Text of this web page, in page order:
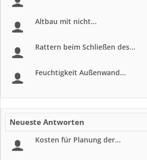
Altbau mit nicht...
Rattern beim Schließen des...
Feuchtigkeit Außenwand...
Neueste Antworten
Kosten für Planung der...